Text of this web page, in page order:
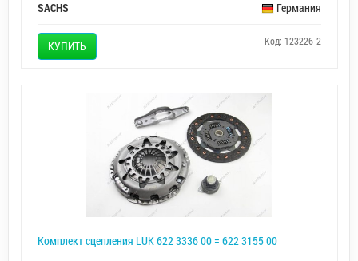
SACHS Германия
КУПИТЬ Код: 123226-2
Комплект сцепления LUK 622 3336 00 = 622 3155 00